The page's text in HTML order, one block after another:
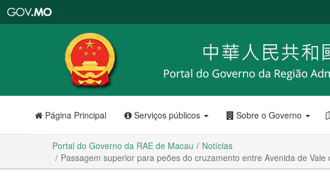
RAE
de
Macau
Página Principal Serviços públicos Sobre o Governo
Portal do Governo da RAE de Macau
Notícias
Passagem superior para peões do cruzamento entre Avenida de